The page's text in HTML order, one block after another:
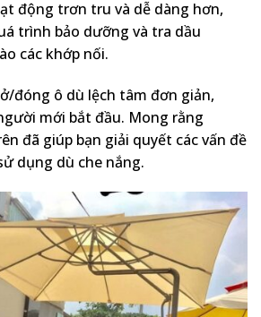
động trơn tru và dễ dàng hơn,
trình bảo dưỡng và tra dầu
các khớp nối.
đóng ô dù lệch tâm đơn giản,
mới bắt đầu. Mong rằng
đã giúp bạn giải quyết các vấn đề
dụng dù che nắng.